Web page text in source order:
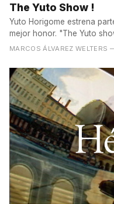
The Yuto Show !
Yuto Horigome estrena
mejor honor. "The Yuto
MARCOS ÁLVAREZ WELTERS